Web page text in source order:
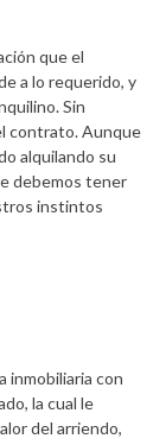
que el
a lo requerido, y
Sin
contrato. Aunque
alquilando su
debemos tener
instintos
inmobiliaria con
la cual le
del arriendo,